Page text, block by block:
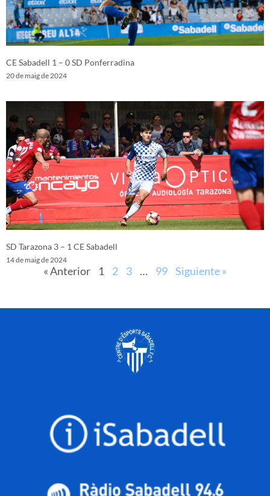
CE Sabadell 1 – 0 SD Ponferradina
20 de maig de 2024
SD Tarazona 3 – 1 CE Sabadell
14 de maig de 2024
« Anterior 1 2 3 … 99 Siguiente »